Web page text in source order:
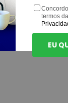
termos
EU